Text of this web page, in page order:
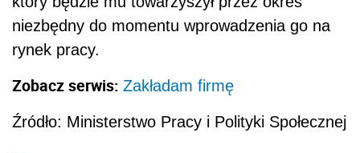
niezbędny do momentu wprowadzenia go na
rynek pracy.
Zobacz serwis: Zakładam firmę
Źródło: Ministerstwo Pracy i Polityki Społecznej